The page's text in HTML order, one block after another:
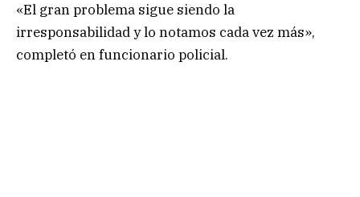
«El gran problema sigue siendo la
irresponsabilidad y lo notamos cada vez más»,
completó en funcionario policial.